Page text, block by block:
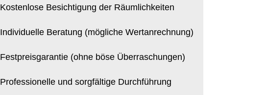
Kostenlose Besichtigung der Räumlichkeiten
Individuelle Beratung (mögliche Wertanrechnung)
Festpreisgarantie (ohne böse Überraschungen)
Professionelle und sorgfältige Durchführung